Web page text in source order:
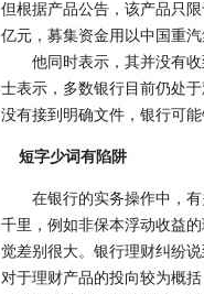
但根据产品公告，该产品只
亿元，募集资金用以中国重汽
他同时表示，其并没有收
士表示，多数银行目前仍处
没有接到明确文件，银行可
短字少词有陷阱
在银行的实务操作中，有
千里，例如非保本浮动收益
觉差别很大。银行理财纠纷
对于理财产品的投向较为概